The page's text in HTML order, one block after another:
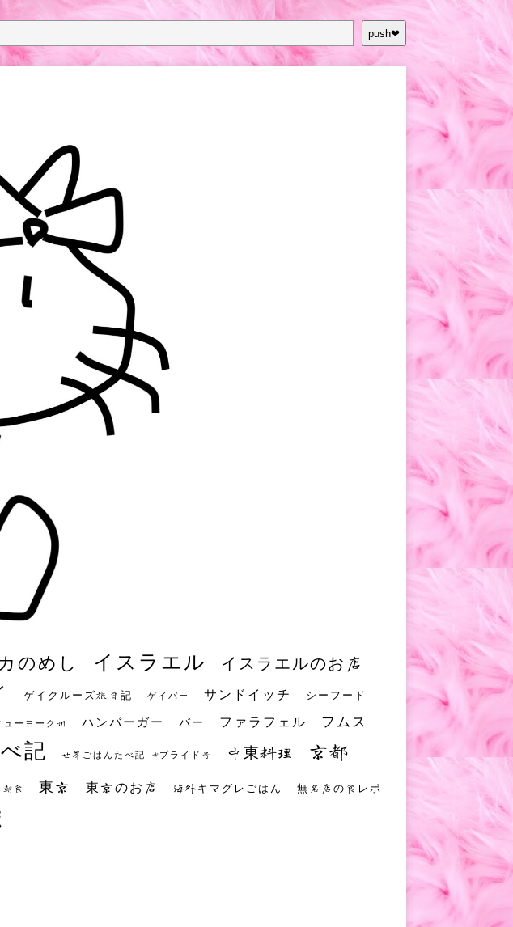
push❤︎
のめし イスラエル イスラエルのお店
ゲイクルーズ旅日記 ゲイバー サンドイッチ シーフード
ューヨーク州 ハンバーガー バー ファラフェル フムス
記 世界ごはんたべ記 #プライド号 中東料理 京都
朝食 東京 東京のお店 海外キマグレごはん 無名店の食レポ